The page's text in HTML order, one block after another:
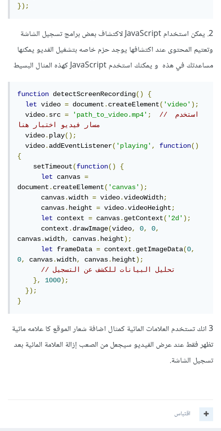
});
2. يمكن استخدام JavaScript لاكتشاف بعض برامج تسجيل الشاشة
وتعتيم المحتوى عند اكتشافها يوجد حزم خاصه بتشغيل الفديو يمكنها
مساعدتك في هذه و يمكنك استخدم JavaScript كهذه المثال البسيط
function detectScreenRecording()
{
let video = document.createElement('video');
  video
.src = 'path_to_video.mp4';
// استخدم
مسار فيديو اختبار هنا
  video
.play();
  video
.addEventListener('playing', function()
{
    setTimeout
(function()
{
let
canvas =
document.createElement('canvas');
      canvas
.width = video.videoWidth;
      canvas
.height = video.videoHeight;
let
context = canvas.getContext('2d');
      context
.drawImage(video, 0, 0,
canvas.width, canvas.height);
let
frameData = context.getImageData(0,
0, canvas.width, canvas.height);
// تحليل البيانات للكشف عن التسجيل
},
1000);
});
}
3 انك تستخدم العلامات المائية كمثال اضافة شعار الموقع كا علامه مائية
تظهر فقط عند عرض الفيديو سيجعل من الصعب إزالة العلامة المائية بعد
تسجيل الشاشة.
اقتباس